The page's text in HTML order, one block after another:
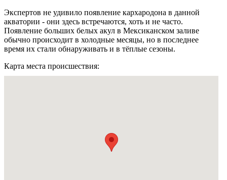
Экспертов не удивило появление кархародона в данной
акватории - они здесь встречаются, хоть и не часто.
Появление больших белых акул в Мексиканском заливе
обычно происходит в холодные месяцы, но в последнее
время их стали обнаруживать и в тёплые сезоны.
Карта места происшествия: